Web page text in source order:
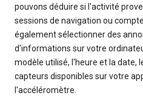
pouvons déduire si l'activité
sessions de navigation ou
également sélectionner des
d'informations sur votre
modèle utilisé, l'heure et la date,
capteurs disponibles sur votre
l'accéléromètre.